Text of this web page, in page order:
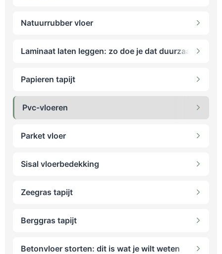
Natuurrubber vloer
Laminaat laten leggen: zo doe je dat duurzaam
Papieren tapijt
Pvc-vloeren
Parket vloer
Sisal vloerbedekking
Zeegras tapijt
Berggras tapijt
Betonvloer storten: dit is wat je wilt weten